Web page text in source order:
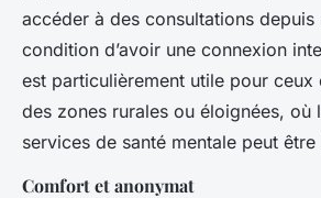
accéder à des consultations depuis
condition d’avoir une connexion
est particulièrement utile pour ceux
des zones rurales ou éloignées, où
services de santé mentale peut être
Comfort et anonymat